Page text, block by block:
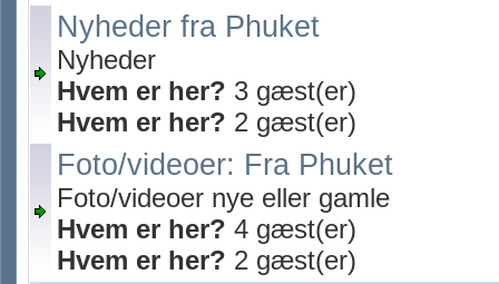
Nyheder fra Phuket
Nyheder
Hvem er her? 3 gæst(er)
Hvem er her? 2 gæst(er)
Foto/videoer: Fra Phuket
Foto/videoer nye eller gamle
Hvem er her? 4 gæst(er)
Hvem er her? 2 gæst(er)